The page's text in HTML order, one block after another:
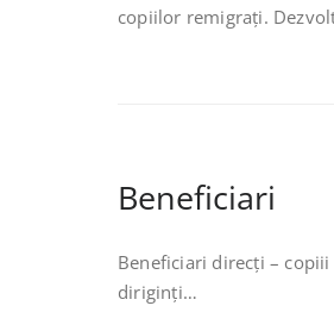
copiilor remigraţi.
Beneficiari
Beneficiari direcţi –
diriginți…